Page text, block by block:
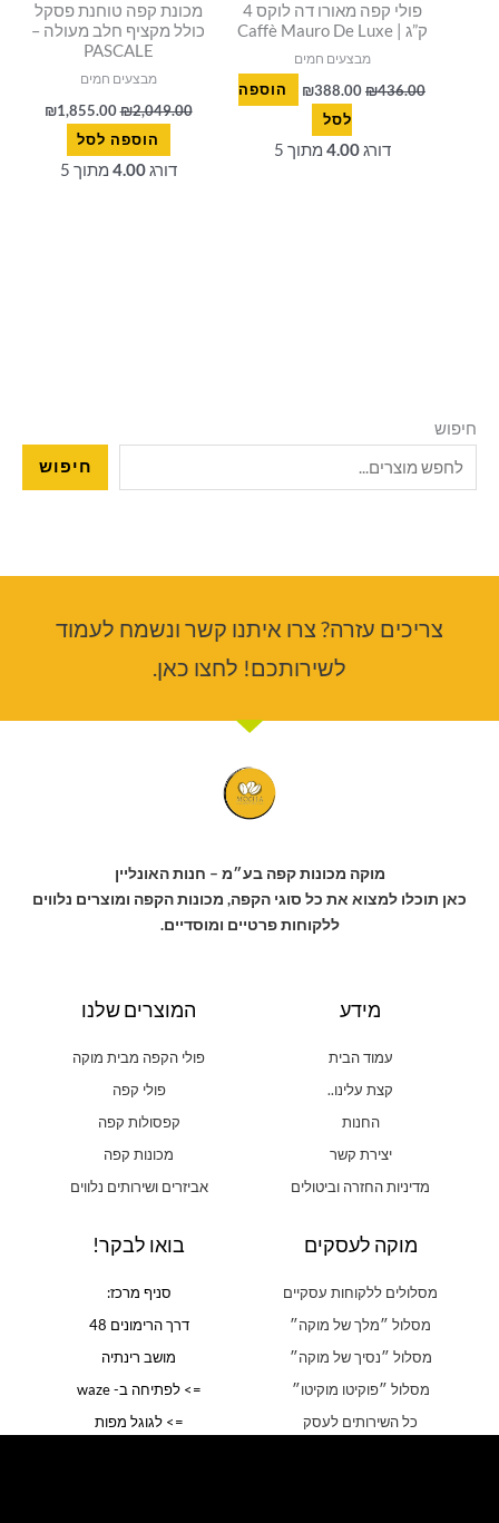
פולי קפה מאורו דה לוקס 4
ק”ג | Caffè Mauro De Luxe
מבצעים חמים
₪436.00
₪388.00
הוספה
לסל
דורג4.00 מתוך 5
מכונת קפה טוחנת פסקל
כולל מקציף חלב מעולה –
PASCALE
מבצעים חמים
₪2,049.00
₪1,855.00
הוספה לסל
דורג4.00 מתוך 5
חיפוש
חיפוש
צריכים עזרה? צרו איתנו קשר ונשמח לעמוד
לשירותכם! לחצו כאן.
מוקה מכונות קפה בע״מ – חנות האונליין
כאן תוכלו למצוא את כל סוגי הקפה, מכונות הקפה ומוצרים נלווים
ללקוחות פרטיים ומוסדיים.
מידע
עמוד הבית
קצת עלינו..
החנות
יצירת קשר
מדיניות החזרה וביטולים
המוצרים שלנו
פולי הקפה מבית מוקה
פולי קפה
קפסולות קפה
מכונות קפה
אביזרים ושירותים נלווים
מוקה לעסקים
מסלולים ללקוחות עסקיים
מסלול ״מלך של מוקה״
מסלול ״נסיך של מוקה״
מסלול ״פוקיטו מוקיטו״
כל השירותים לעסק
בואו לבקר!
סניף מרכז:
דרך הרימונים 48
מושב רינתיה
=> לפתיחה ב- waze
=> לגוגל מפות